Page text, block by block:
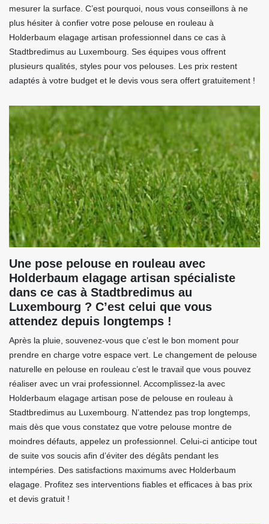
mesurer la surface. C’est pourquoi, nous vous conseillons à ne
plus hésiter à confier votre pose pelouse en rouleau à
Holderbaum elagage artisan professionnel dans ce cas à
Stadtbredimus au Luxembourg. Ses équipes vous offrent
plusieurs qualités, styles pour vos pelouses. Les prix restent
adaptés à votre budget et le devis vous sera offert gratuitement !
Une pose pelouse en rouleau avec
Holderbaum elagage artisan spécialiste
dans ce cas à Stadtbredimus au
Luxembourg ? C’est celui que vous
attendez depuis longtemps !
Après la pluie, souvenez-vous que c’est le bon moment pour
prendre en charge votre espace vert. Le changement de pelouse
naturelle en pelouse en rouleau c’est le travail que vous pouvez
réaliser avec un vrai professionnel. Accomplissez-la avec
Holderbaum elagage artisan pose de pelouse en rouleau à
Stadtbredimus au Luxembourg. N’attendez pas trop longtemps,
mais dès que vous constatez que votre pelouse montre de
moindres défauts, appelez un professionnel. Celui-ci anticipe tout
de suite vos soucis afin d’éviter des dégâts pendant les
intempéries. Des satisfactions maximums avec Holderbaum
elagage. Profitez ses interventions fiables et efficaces à bas prix
et devis gratuit !